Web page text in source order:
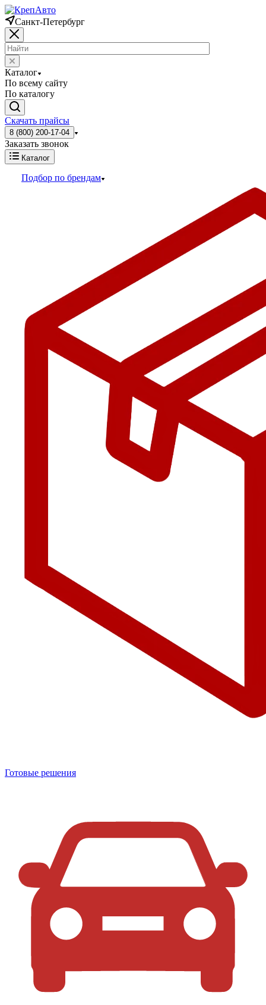
Санкт-Петербург
Каталог
По всему сайту
По каталогу
Скачать прайсы
8 (800) 200-17-04
Заказать звонок
Каталог
Подбор по брендам
Готовые решения